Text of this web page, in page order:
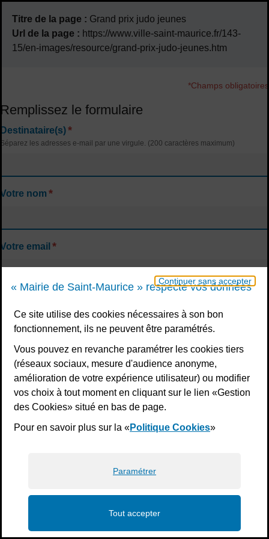
Continuer sans accepter
« Mairie de Saint-Maurice » respecte vos données
Ce site utilise des cookies nécessaires à son bon
fonctionnement, ils ne peuvent être paramétrés.
Vous pouvez en revanche paramétrer les cookies tiers
(réseaux sociaux, mesure d'audience anonyme,
amélioration de votre expérience utilisateur) ou modifier
vos choix à tout moment en cliquant sur le lien «Gestion
des Cookies» situé en bas de page.
Pour en savoir plus sur la «Politique Cookies»
Paramétrer
Tout accepter
Titre de la page : Grand prix judo jeunes
Url de la page : https://www.ville-saint-maurice.fr/143-
15/en-images/resource/grand-prix-judo-jeunes.htm
*Champs obligatoires
Remplissez le formulaire
Destinataire(s)*
Séparez les adresses e-mail par une virgule. (200 caractères maximum)
Votre nom *
Votre email *
Validation*
À des fins de sécurité, veuillez sélectionner les
derniers caractères
de la série.